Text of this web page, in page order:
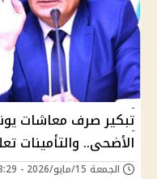
الأضحى.. والتأمينات
الجمعة 15/مايو/2026 - 03:29 م